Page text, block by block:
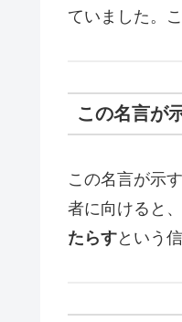
ていました。
この名言が
この名言が示
者に向けると
たらすという